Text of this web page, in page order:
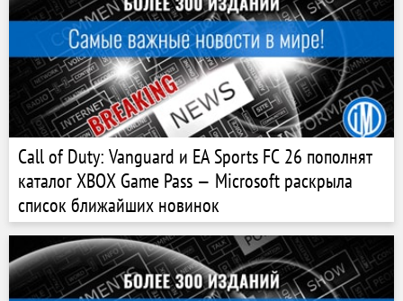
Call of Duty: Vanguard и EA Sports FC 26 пополнят
каталог XBOX Game Pass — Microsoft раскрыла
список ближайших новинок